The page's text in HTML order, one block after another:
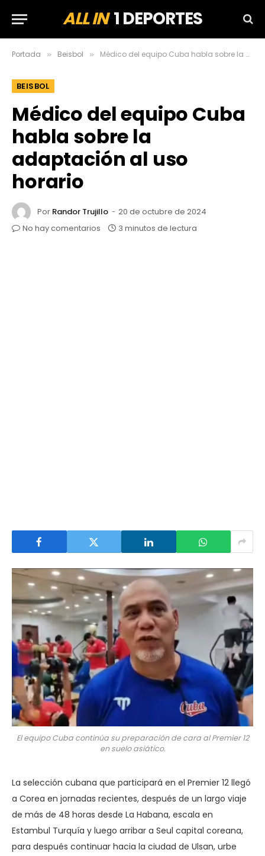
ALL IN1 DEPORTES
Portada » Beisbol » Médico del equipo Cuba habla sobre la adaptación al uso horario
BEISBOL
Médico del equipo Cuba
habla sobre la
adaptación al uso
horario
Por Randor Trujillo
20 de octubre de 2024
No hay comentarios
3 minutos de lectura
El equipo Cuba continúa su preparación de cara al Premier 12
en suelo asiático.
La selección cubana que participará en el Premier 12 llegó
a Corea en jornadas recientes, después de un largo viaje
de más de 48 horas desde La Habana, escala en
Estambul Turquía y luego arribar a Seul capital coreana,
para después continuar hacia la ciudad de Ulsan, urbe